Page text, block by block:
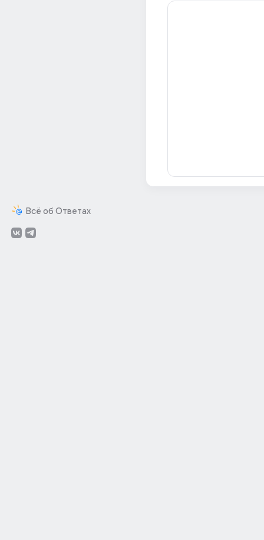
Всё об Ответах